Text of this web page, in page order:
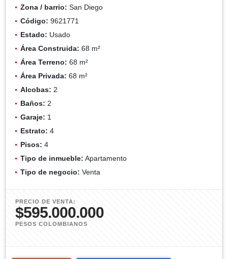
Zona / barrio: San Diego
Código: 9621771
Estado: Usado
Área Construida: 68 m²
Área Terreno: 68 m²
Área Privada: 68 m²
Alcobas: 2
Baños: 2
Garaje: 1
Estrato: 4
Pisos: 4
Tipo de inmueble: Apartamento
Tipo de negocio: Venta
PRECIO DE VENTA:
$595.000.000
PESOS COLOMBIANOS